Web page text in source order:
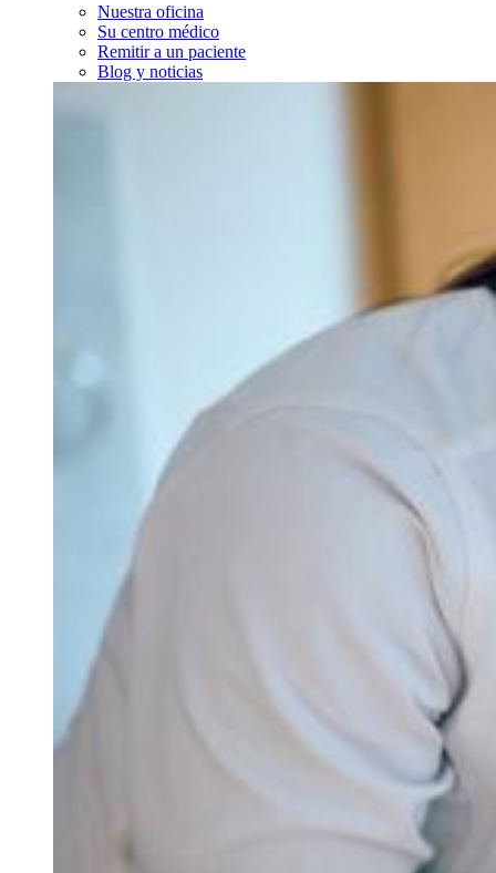
Nuestra oficina
Su centro médico
Remitir a un paciente
Blog y noticias